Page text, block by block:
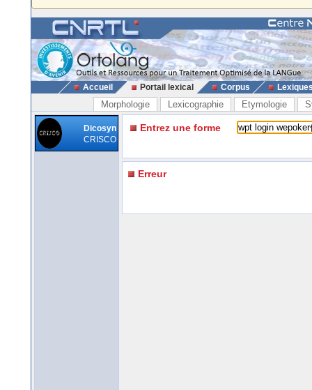
Accueil Portail lexical Corpus
Morphologie Lexicographie Etymologie
Dicosyn
CRISCO
Entrez une forme
Erreur